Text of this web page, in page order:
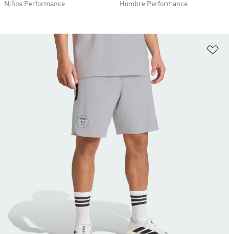
Niños Performance
Hombre Performance